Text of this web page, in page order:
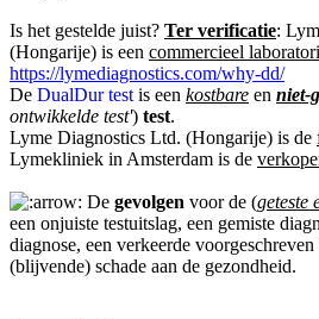
Is het gestelde juist? Ter verificatie:
(Hongarije) is een commercieel
https://lymediagnostics.com/why-dd/
De DualDur test is een kostbare en niet-
ontwikkelde test') test.
Lyme Diagnostics Ltd. (Hongarije) is de
Lymekliniek in Amsterdam is de
De gevolgen voor de (geteste
een onjuiste testuitslag, een gemiste
diagnose, een verkeerde
(blijvende) schade aan de gezondheid.